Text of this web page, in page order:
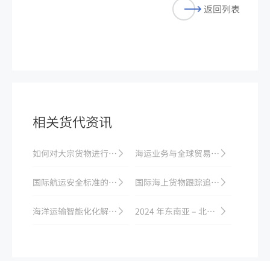
返回列表
相关货代资讯
如何对大宗货物进行拼箱运输？ 海运业务与全球贸易的关系分析
国际航运安全标准的建立和实践 国际海上货物跟踪追踪技术
海洋运输智能化化解现状问题 2024 年东南亚 – 北美海运航线需求：电子产品运输增长